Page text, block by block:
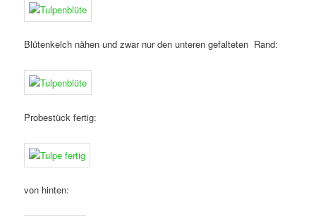
Blütenkelch nähen und zwar nur den unteren gefalteten Rand:
Probestück fertig:
von hinten: